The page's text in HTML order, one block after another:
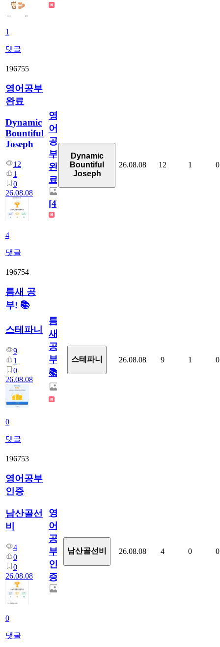
1
댓글
196755
영어공부
완료
Dynamic
Bountiful
Joseph
12
1
0
26.08.08
4
댓글
영
어
공
부
완
료
[4]
Dynamic
Bountiful
Joseph
26.08.08 12 1 0
196754
틈새 공
부! 📚
스테파니
9
1
0
26.08.08
0
댓글
틈
새
공
부!
📚
스테파니 26.08.08 9 1 0
196753
영어공부
인증
남산골선
비
4
0
0
26.08.08
0
댓글
영
어
공
부
인
증
남산골선비 26.08.08 4 0 0